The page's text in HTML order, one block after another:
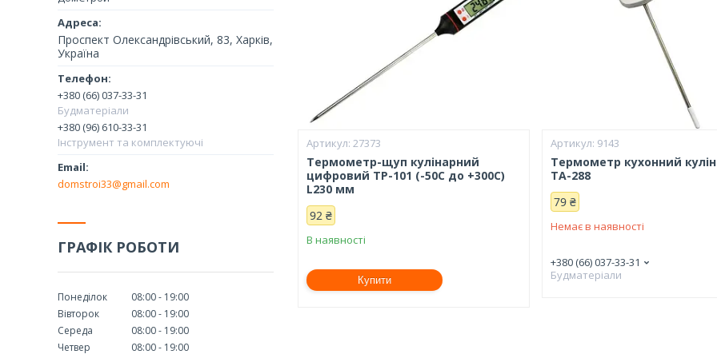
27373
Термометр-щуп кулінарний
цифровий TP-101 (-50С до +300С)
L230 мм
92 ₴
В наявності
Купити
9143
Термометр кухонний
ТА-288
79 ₴
Немає в наявності
+380 (66) 037-33-31
Будматеріали
Проспект Олександрівський, 83, Харків,
Україна
+380 (66) 037-33-31
Будматеріали
+380 (96) 610-33-31
Інструмент та комплектуючі
domstroi33@gmail.com
ГРАФІК РОБОТИ
Понеділок 08:00
19:00
Вівторок
08:00
19:00
Середа
08:00
19:00
Четвер
08:00
19:00